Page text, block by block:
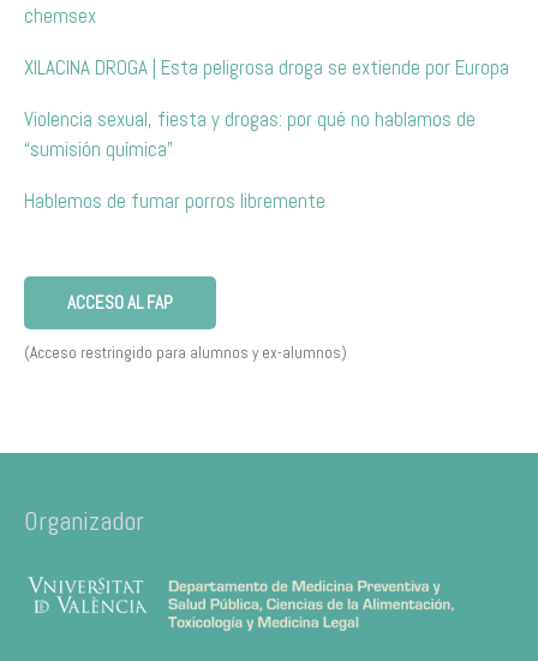
chemsex
XILACINA DROGA | Esta peligrosa droga se extiende por Europa
Violencia sexual, fiesta y drogas: por qué no hablamos de
“sumisión química”
Hablemos de fumar porros libremente
ACCESO AL FAP
(Acceso restringido para alumnos y ex-alumnos)
Organizador